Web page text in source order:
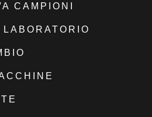
CAMPIONI